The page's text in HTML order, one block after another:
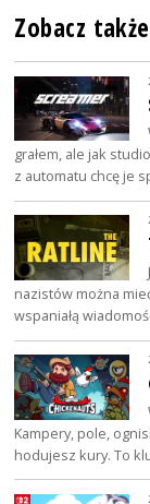
Zobacz także
grałem, ale jak
z automatu chcę je
nazistów można
wspaniałą
Kampery, pole,
hodujesz kury. To